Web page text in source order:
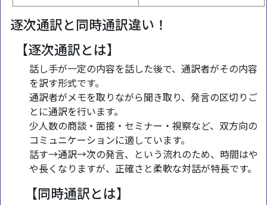
逐次通訳と同時通訳違い！
【逐次通訳とは】
話し手が一定の内容を話した後で、通訳者がその内容
を訳す形式です。
通訳者がメモを取りながら聞き取り、発言の区切りご
とに通訳を行います。
少人数の商談・面接・セミナー・視察など、双方向の
コミュニケーションに適しています。
話す→通訳→次の発言、という流れのため、時間はや
や長くなりますが、正確さと柔軟な対話が特長です。
【同時通訳とは】